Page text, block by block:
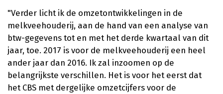
"Verder licht ik de omzetontwikkelingen in de
melkveehouderij, aan de hand van een analyse van
btw-gegevens tot en met het derde kwartaal van dit
jaar, toe. 2017 is voor de melkveehouderij een heel
ander jaar dan 2016. Ik zal inzoomen op de
belangrijkste verschillen. Het is voor het eerst dat
het CBS met dergelijke omzetcijfers voor de